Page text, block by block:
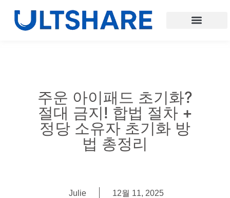
주운 아이패드 초기화?
절대 금지! 합법 절차 +
정당 소유자 초기화 방
법 총정리
Julie 12월 11, 2025